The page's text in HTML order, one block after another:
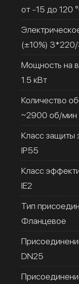
от -15 до 120
(±10%)
Мощность на
1.5 кВт
Количество
~2900 об/мин
Класс защиты
IP55
Класс
IE2
Тип
Фланцевое
DN25